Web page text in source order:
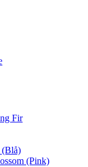
Fir
(Blå)
(Pink)